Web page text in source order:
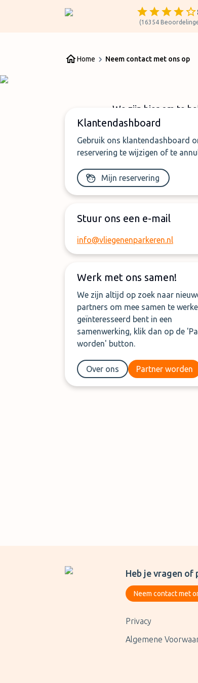
(16354
Home Neem contact met ons op
We zijn hier om te
Klantendashboard
Gebruik ons klantendashboard
reservering te wijzigen of te
Mijn reservering
Stuur ons een e-mail
info@vliegenenparkeren.nl
Werk met ons samen!
We zijn altijd op zoek naar
partners om mee samen te
geïnteresseerd bent in een
samenwerking, klik dan op de
worden' button.
Over ons Partner worden
Heb je vragen of
Neem contact met
Privacy
Algemene